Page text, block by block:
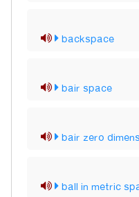
backspace
bair space
bair zero
ball in metric